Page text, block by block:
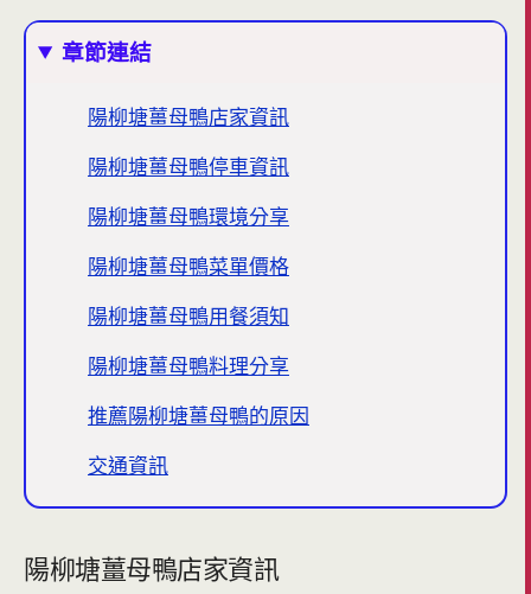
章節連結
陽柳塘薑母鴨店家資訊
陽柳塘薑母鴨停車資訊
陽柳塘薑母鴨環境分享
陽柳塘薑母鴨菜單價格
陽柳塘薑母鴨用餐須知
陽柳塘薑母鴨料理分享
推薦陽柳塘薑母鴨的原因
交通資訊
陽柳塘薑母鴨店家資訊